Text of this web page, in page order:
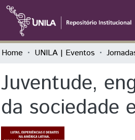
Home UNILA | Eventos
Juventude,
da sociedade